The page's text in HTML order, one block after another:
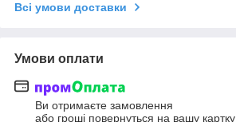
Всі умови доставки
Умови оплати
Ви отримаєте замовлення
або гроші повернуться на вашу картку